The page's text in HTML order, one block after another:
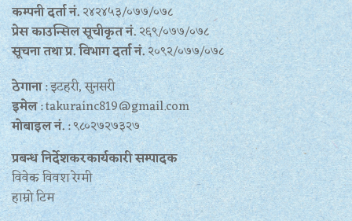
कम्पनी दर्ता नं.२४२४५३/०७७/०७८
प्रेस काउन्सिल सूचीकृत नं.२६९/०७७/०७८
सूचना तथा प्र‍. विभाग दर्ता नं.२०९२/०७७/०७८
ठेगाना: इटहरी, सुनसरी
इमेल: takurainc819@gmail.com
मोबाइल नं.: ९८०२७२७३२७
प्रबन्ध निर्देशकरकार्यकारी सम्पादक
विवेक विवश रेग्मी
हाम्रो टिम